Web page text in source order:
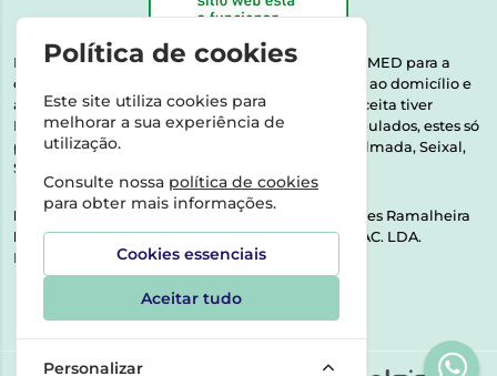
Esta farmácia encontra-se autorizada pelo INFARMED para a
dispensa de medicamentos e produtos de saúde ao domicílio e
através da internet. Medicamentos | Se na sua receita tiver
MSRM, MNSRM, MSRMV ou Medicamentos Manipulados, estes só
podem ser entregues nos seguintes concelhos: Almada, Seixal,
Sesimbra, Oeiras e Lisboa.
Direção Técnica:
Dra. Raquel Alexandra Fernandes Ramalheira
NIPC:513064133 | ASPAS E NÚMEROS SOC. FARMAC. LDA.
Rua dos Castanheiros 5 AB Feijó2810-036 Almada
Política de cookies
Este site utiliza cookies para
melhorar a sua experiência de
utilização.
Consulte nossa política de cookies
para obter mais informações.
Cookies essenciais
Aceitar tudo
Personalizar